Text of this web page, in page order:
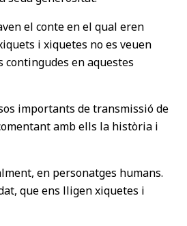
el conte en el qual eren
i xiquetes no es veuen
en aquestes
importants de transmissió de
amb ells la història i
en personatges humans.
que ens lligen xiquetes i